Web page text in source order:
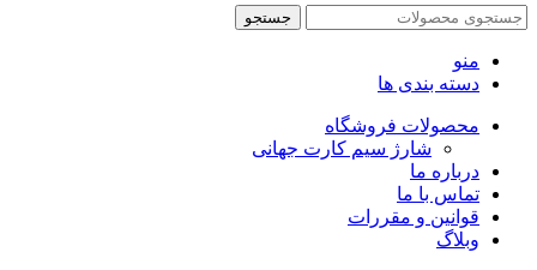
جستجو
منو
دسته بندی ها
محصولات فروشگاه
شارژ سیم کارت جهانی
درباره ما
تماس با ما
قوانین و مقررات
وبلاگ